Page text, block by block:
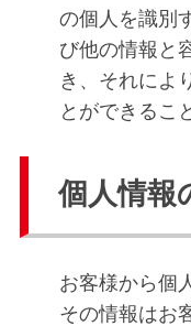
ト
の個人を識別
び他の情報と
き、それによ
とができるこ
個人情報
お客様から個
その情報はお